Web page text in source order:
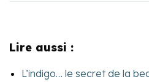
Lire aussi :
L’indigo… le secret de la